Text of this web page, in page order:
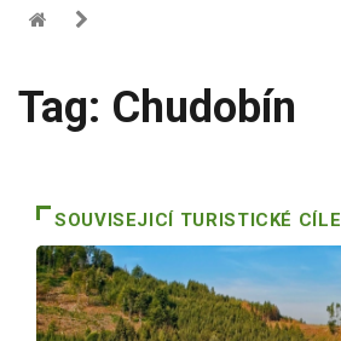
Tag: Chudobín
SOUVISEJICÍ TURISTICKÉ CÍLE